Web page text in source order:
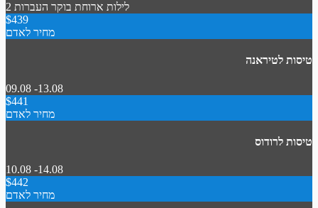
2 לילות ארוחת בוקר העברות
$439
מחיר לאדם
טיסות לטיראנה
09.08 -13.08
$441
מחיר לאדם
טיסות לרודוס
10.08 -14.08
$442
מחיר לאדם